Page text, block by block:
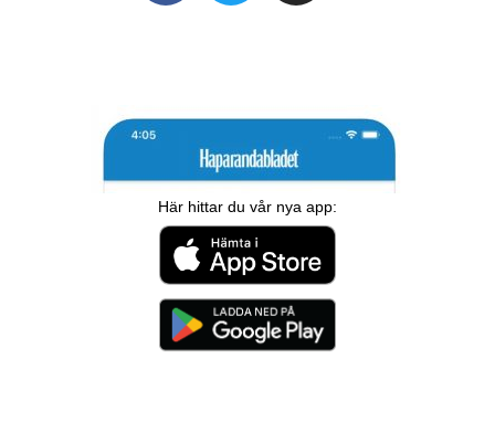
Här hittar du vår nya app: